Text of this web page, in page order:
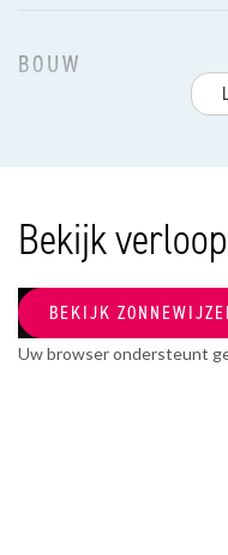
BOUW
0
Bouwjaar
1949
Bekijk
BEKIJK
Uw browser ondersteunt